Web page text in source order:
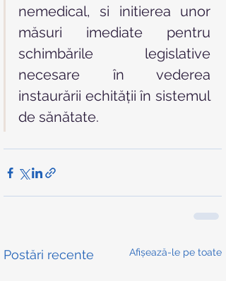
nemedical, si initierea unor
măsuri imediate pentru
schimbările legislative
necesare în vederea
instaurării echităţii în sistemul
de sănătate.
Postări recente Afișează-le pe toate